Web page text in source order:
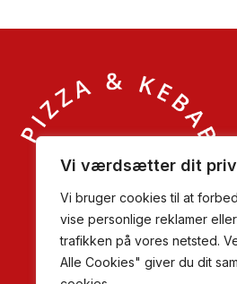
Vi værdsætter dit
Vi bruger cookies til at
vise personlige reklamer
trafikken på vores netsted.
Alle Cookies" giver du dit